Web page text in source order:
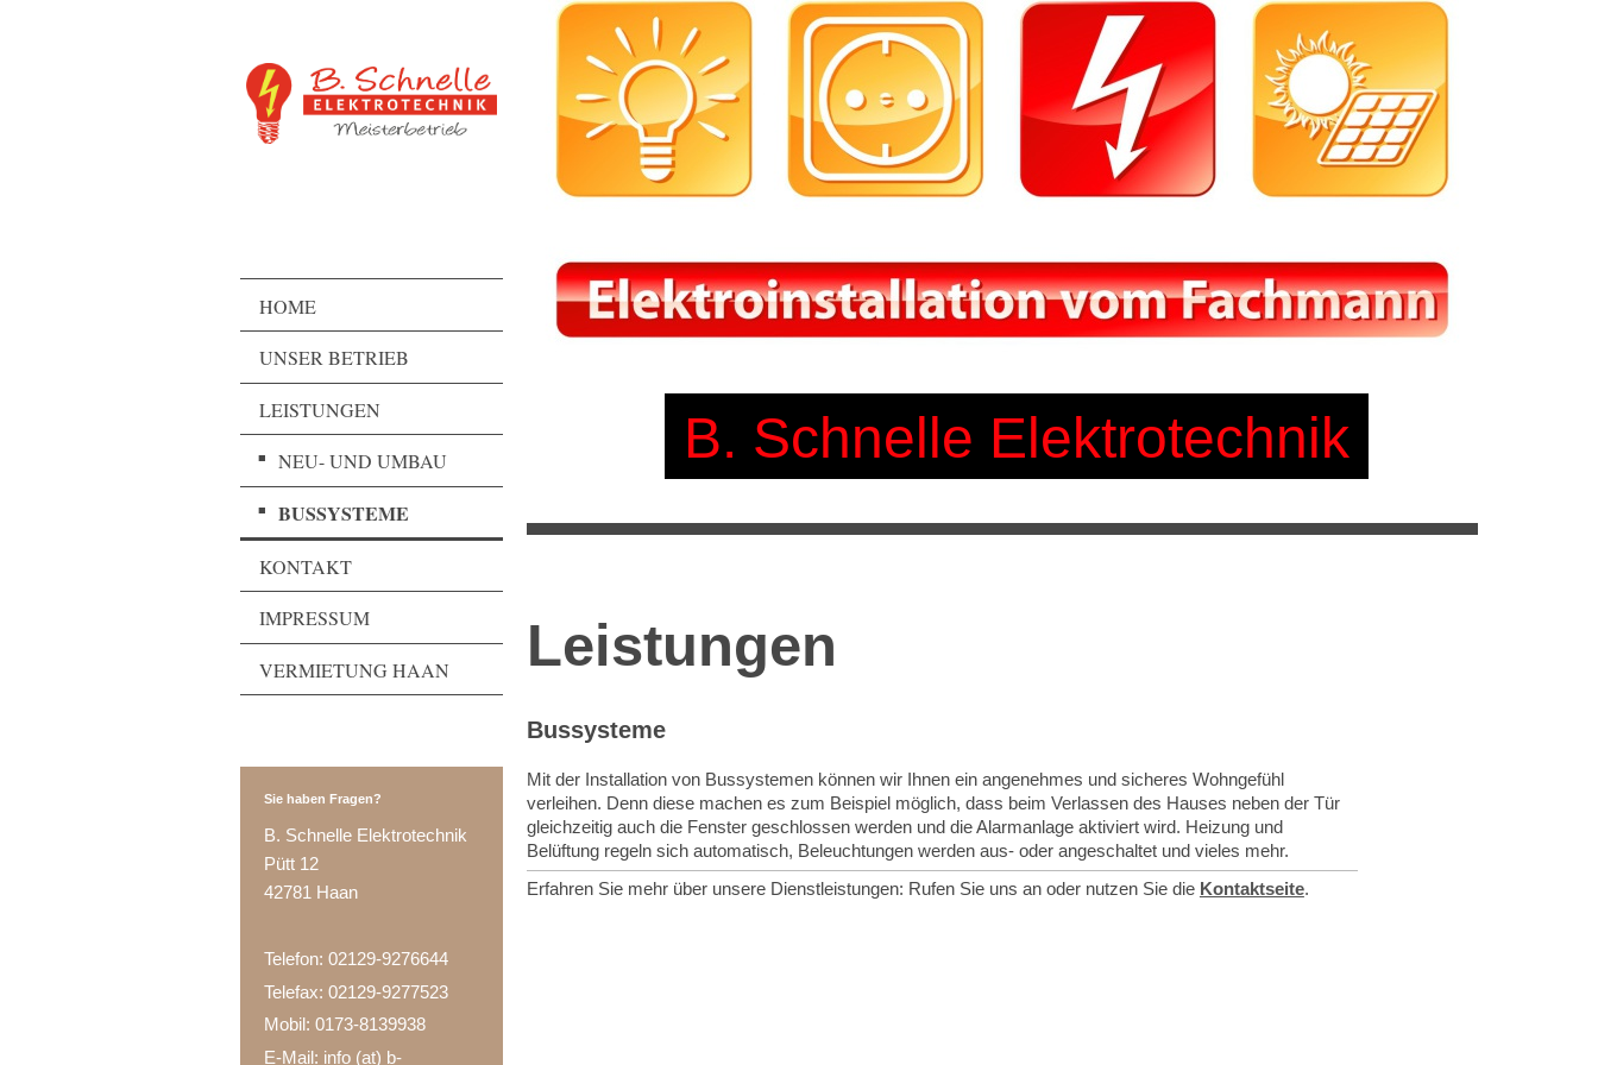
HOME
UNSER BETRIEB
LEISTUNGEN
NEU- UND UMBAU
BUSSYSTEME
KONTAKT
IMPRESSUM
VERMIETUNG HAAN
Sie haben Fragen?
B. Schnelle Elektrotechnik
Pütt 12
42781 Haan
Telefon: 02129-9276644
Telefax: 02129-9277523
Mobil: 0173-8139938
E-Mail: info (at) b-
B. Schnelle Elektrotechnik
Leistungen
Bussysteme
Mit der Installation von Bussystemen können wir Ihnen ein angenehmes und sicheres Wohngefühl
verleihen. Denn diese machen es zum Beispiel möglich, dass beim Verlassen des Hauses neben der Tür
gleichzeitig auch die Fenster geschlossen werden und die Alarmanlage aktiviert wird. Heizung und
Belüftung regeln sich automatisch, Beleuchtungen werden aus- oder angeschaltet und vieles mehr.
Erfahren Sie mehr über unsere Dienstleistungen: Rufen Sie uns an oder nutzen Sie die Kontaktseite.